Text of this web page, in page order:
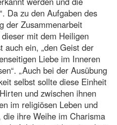
Da zu den Aufgaben des
der Zusammenarbeit
mit dem Heiligen
auch ein, „den Geist der
Liebe im Inneren
„Auch bei der Ausübung
selbst sollte diese Einheit
und zwischen ihnen
im religiösen Leben und
die ihre Weihe im Charisma